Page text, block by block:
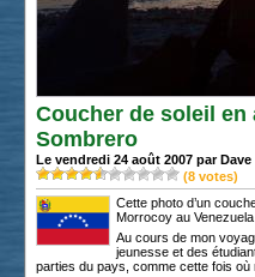
Coucher de soleil en
Sombrero
Le vendredi 24 août 2007 par Dave
(8 votes)
Cette photo d’un
Morrocoy au Venezuela
Au cours de mon
jeunesse et des
parties du pays, comme cette fois